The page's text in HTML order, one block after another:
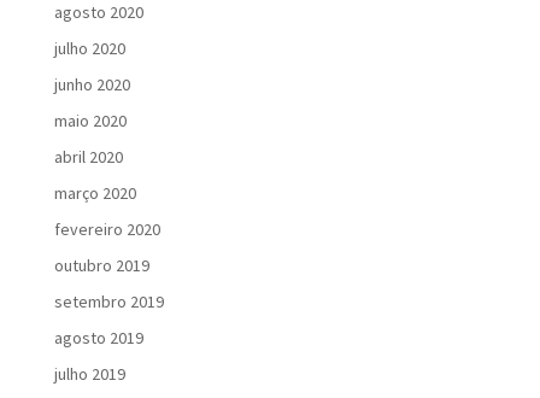
agosto 2020
julho 2020
junho 2020
maio 2020
abril 2020
março 2020
fevereiro 2020
outubro 2019
setembro 2019
agosto 2019
julho 2019